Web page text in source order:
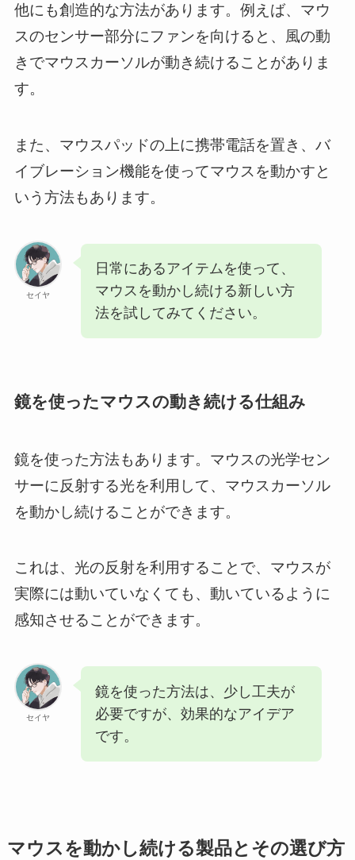
他にも創造的な方法があります。例えば、マウ
スのセンサー部分にファンを向けると、風の動
きでマウスカーソルが動き続けることがありま
す。
また、マウスパッドの上に携帯電話を置き、バ
イブレーション機能を使ってマウスを動かすと
いう方法もあります。
セイヤ
日常にあるアイテムを使って、
マウスを動かし続ける新しい方
法を試してみてください。
鏡を使ったマウスの動き続ける仕組み
鏡を使った方法もあります。マウスの光学セン
サーに反射する光を利用して、マウスカーソル
を動かし続けることができます。
これは、光の反射を利用することで、マウスが
実際には動いていなくても、動いているように
感知させることができます。
セイヤ
鏡を使った方法は、少し工夫が
必要ですが、効果的なアイデア
です。
マウスを動かし続ける製品とその選び方